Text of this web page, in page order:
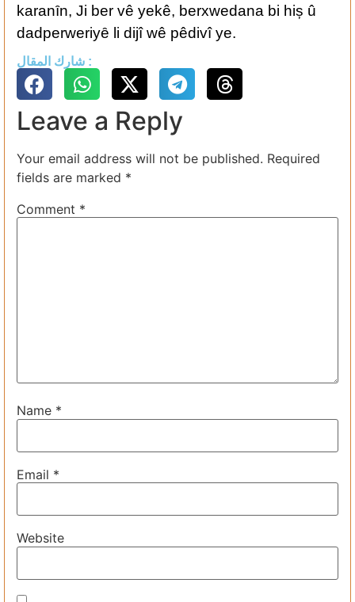
karanȋn, Ji ber vê yekê, berxwedana bi hiș û
dadperweriyȇ li dijî wê pêdivî ye.
شارك المقال :
Leave a Reply
Your email address will not be published. Required
fields are marked *
Comment *
Name *
Email *
Website